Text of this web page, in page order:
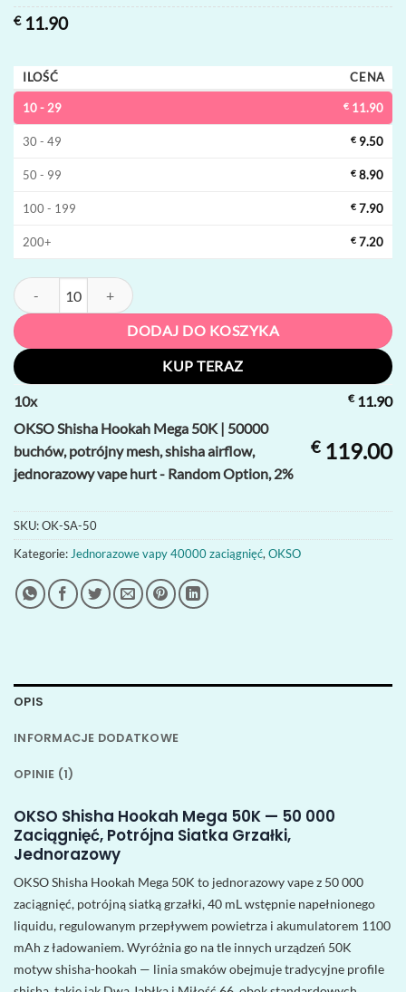
€11.90
ILOŚĆ CENA
10 - 29 € 11.90
30 - 49 € 9.50
50 - 99 € 8.90
100 - 199 € 7.90
200+ € 7.20
ilość OKSO Shisha Hookah Mega 50K | 50000 buchów, potrójny
DODAJ DO KOSZYKA
KUP TERAZ
10x €11.90
OKSO Shisha Hookah Mega 50K | 50000
buchów, potrójny mesh, shisha airflow,
jednorazowy vape hurt - Random Option, 2%
€119.00
SKU:OK-SA-50
Kategorie: Jednorazowe vapy 40000 zaciągnięć, OKSO
OPIS
INFORMACJE DODATKOWE
OPINIE (1)
OKSO Shisha Hookah Mega 50K — 50 000
Zaciągnięć, Potrójna Siatka Grzałki,
Jednorazowy
OKSO Shisha Hookah Mega 50K to jednorazowy vape z 50 000
zaciągnięć, potrójną siatką grzałki, 40 mL wstępnie napełnionego
liquidu, regulowanym przepływem powietrza i akumulatorem 1100
mAh z ładowaniem. Wyróżnia go na tle innych urządzeń 50K
motyw shisha-hookah — linia smaków obejmuje tradycyjne profile